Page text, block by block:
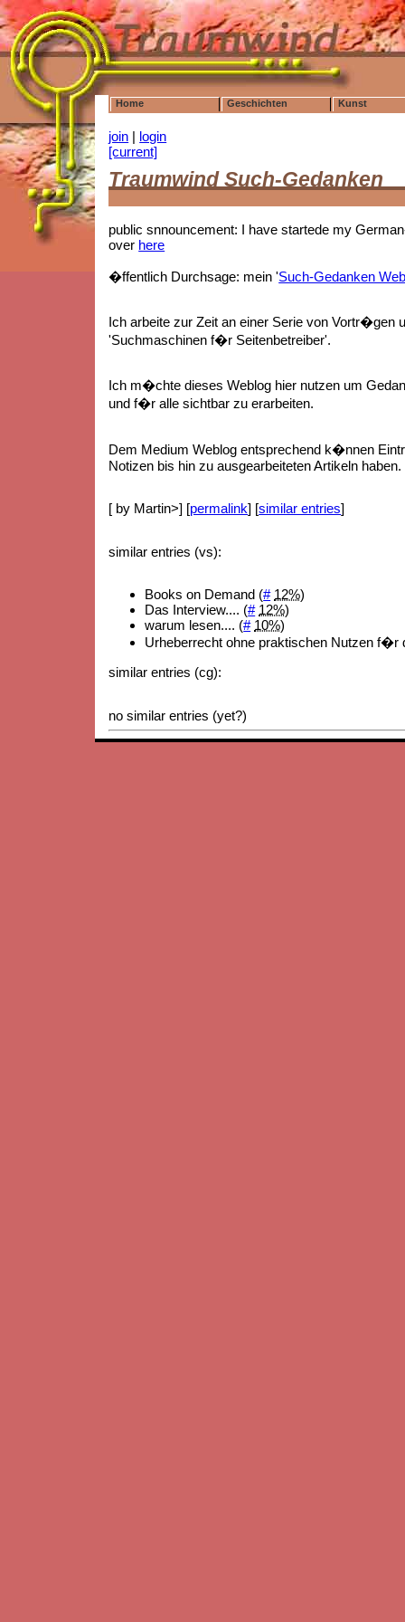
Home Geschichten Kunst
join | login
[current]
Traumwind Such-Gedanken
public snnouncement: I have startede my
over here
�ffentlich Durchsage: mein 'Such-Gedanken
Ich arbeite zur Zeit an einer Serie von Vortr�gen
'Suchmaschinen f�r Seitenbetreiber'.
Ich m�chte dieses Weblog hier nutzen um
und f�r alle sichtbar zu erarbeiten.
Dem Medium Weblog entsprechend k�nnen
Notizen bis hin zu ausgearbeiteten Artikeln haben.
[ by Martin>] [permalink] [similar entries]
similar entries (vs):
Books on Demand (# 12%)
Das Interview.... (# 12%)
warum lesen.... (# 10%)
Urheberrecht ohne praktischen Nutzen f�r
similar entries (cg):
no similar entries (yet?)